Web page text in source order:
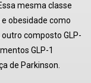
mesma classe
obesidade como
composto GLP-
GLP-1
de Parkinson.